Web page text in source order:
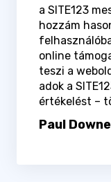
a SITE123
hozzám
online
teszi a
adok a
értékelést –
Paul